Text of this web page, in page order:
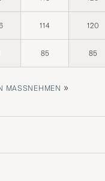
114 120
85 85
»